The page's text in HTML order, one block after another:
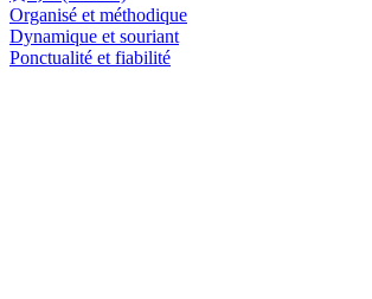
Organisé et méthodique
Dynamique et souriant
Ponctualité et fiabilité